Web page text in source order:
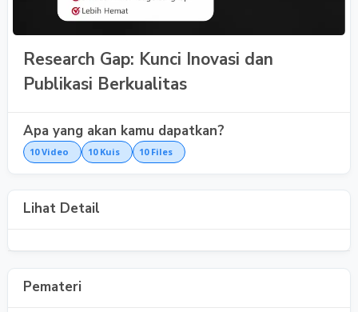
Research Gap: Kunci Inovasi dan
Publikasi Berkualitas
Apa yang akan kamu dapatkan?
10 Video 10 Kuis 10 Files
Lihat Detail
Pemateri